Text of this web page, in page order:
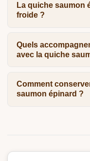
La quiche saumon
froide ?
Quels
avec la quiche
Comment
saumon épinard ?